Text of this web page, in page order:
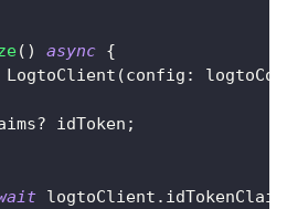
( ) async {
LogtoClient (config :
? idToken ;
logtoClient .